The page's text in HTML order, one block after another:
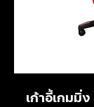
เก้าอี้เกมมิ่